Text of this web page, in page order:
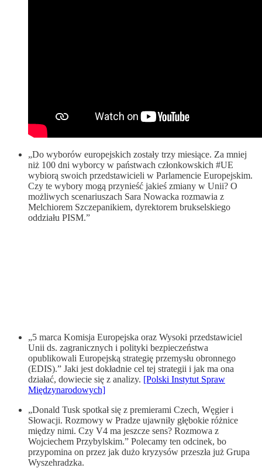
„Do wyborów europejskich zostały trzy miesiące. Za mniej
niż 100 dni wyborcy w państwach członkowskich #UE
wybiorą swoich przedstawicieli w Parlamencie Europejskim.
Czy te wybory mogą przynieść jakieś zmiany w Unii? O
możliwych scenariuszach Sara Nowacka rozmawia z
Melchiorem Szczepanikiem, dyrektorem brukselskiego
oddziału PISM.”
„5 marca Komisja Europejska oraz Wysoki przedstawiciel
Unii ds. zagranicznych i polityki bezpieczeństwa
opublikowali Europejską strategię przemysłu obronnego
(EDIS).” Jaki jest dokładnie cel tej strategii i jak ma ona
działać, dowiecie się z analizy. [Polski Instytut Spraw
Międzynarodowych]
„Donald Tusk spotkał się z premierami Czech, Węgier i
Słowacji. Rozmowy w Pradze ujawniły głębokie różnice
między nimi. Czy V4 ma jeszcze sens? Rozmowa z
Wojciechem Przybylskim.” Polecamy ten odcinek, bo
przypomina on przez jak dużo kryzysów przeszła już Grupa
Wyszehradzka.